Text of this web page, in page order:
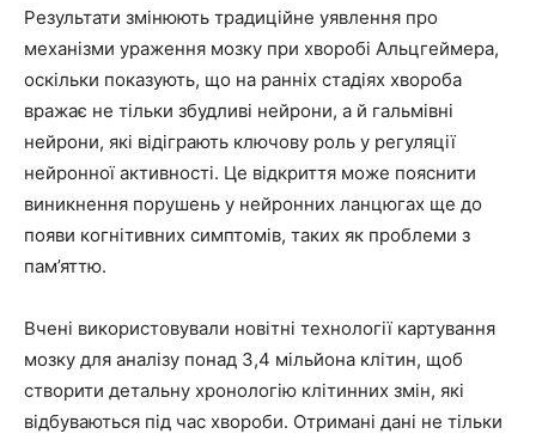
Результати змінюють традиційне уявлення про
механізми ураження мозку при хворобі Альцгеймера,
оскільки показують, що на ранніх стадіях хвороба
вражає не тільки збудливі нейрони, а й гальмівні
нейрони, які відіграють ключову роль у регуляції
нейронної активності. Це відкриття може пояснити
виникнення порушень у нейронних ланцюгах ще до
появи когнітивних симптомів, таких як проблеми з
пам’яттю.
Вчені використовували новітні технології картування
мозку для аналізу понад 3,4 мільйона клітин, щоб
створити детальну хронологію клітинних змін, які
відбуваються під час хвороби. Отримані дані не тільки